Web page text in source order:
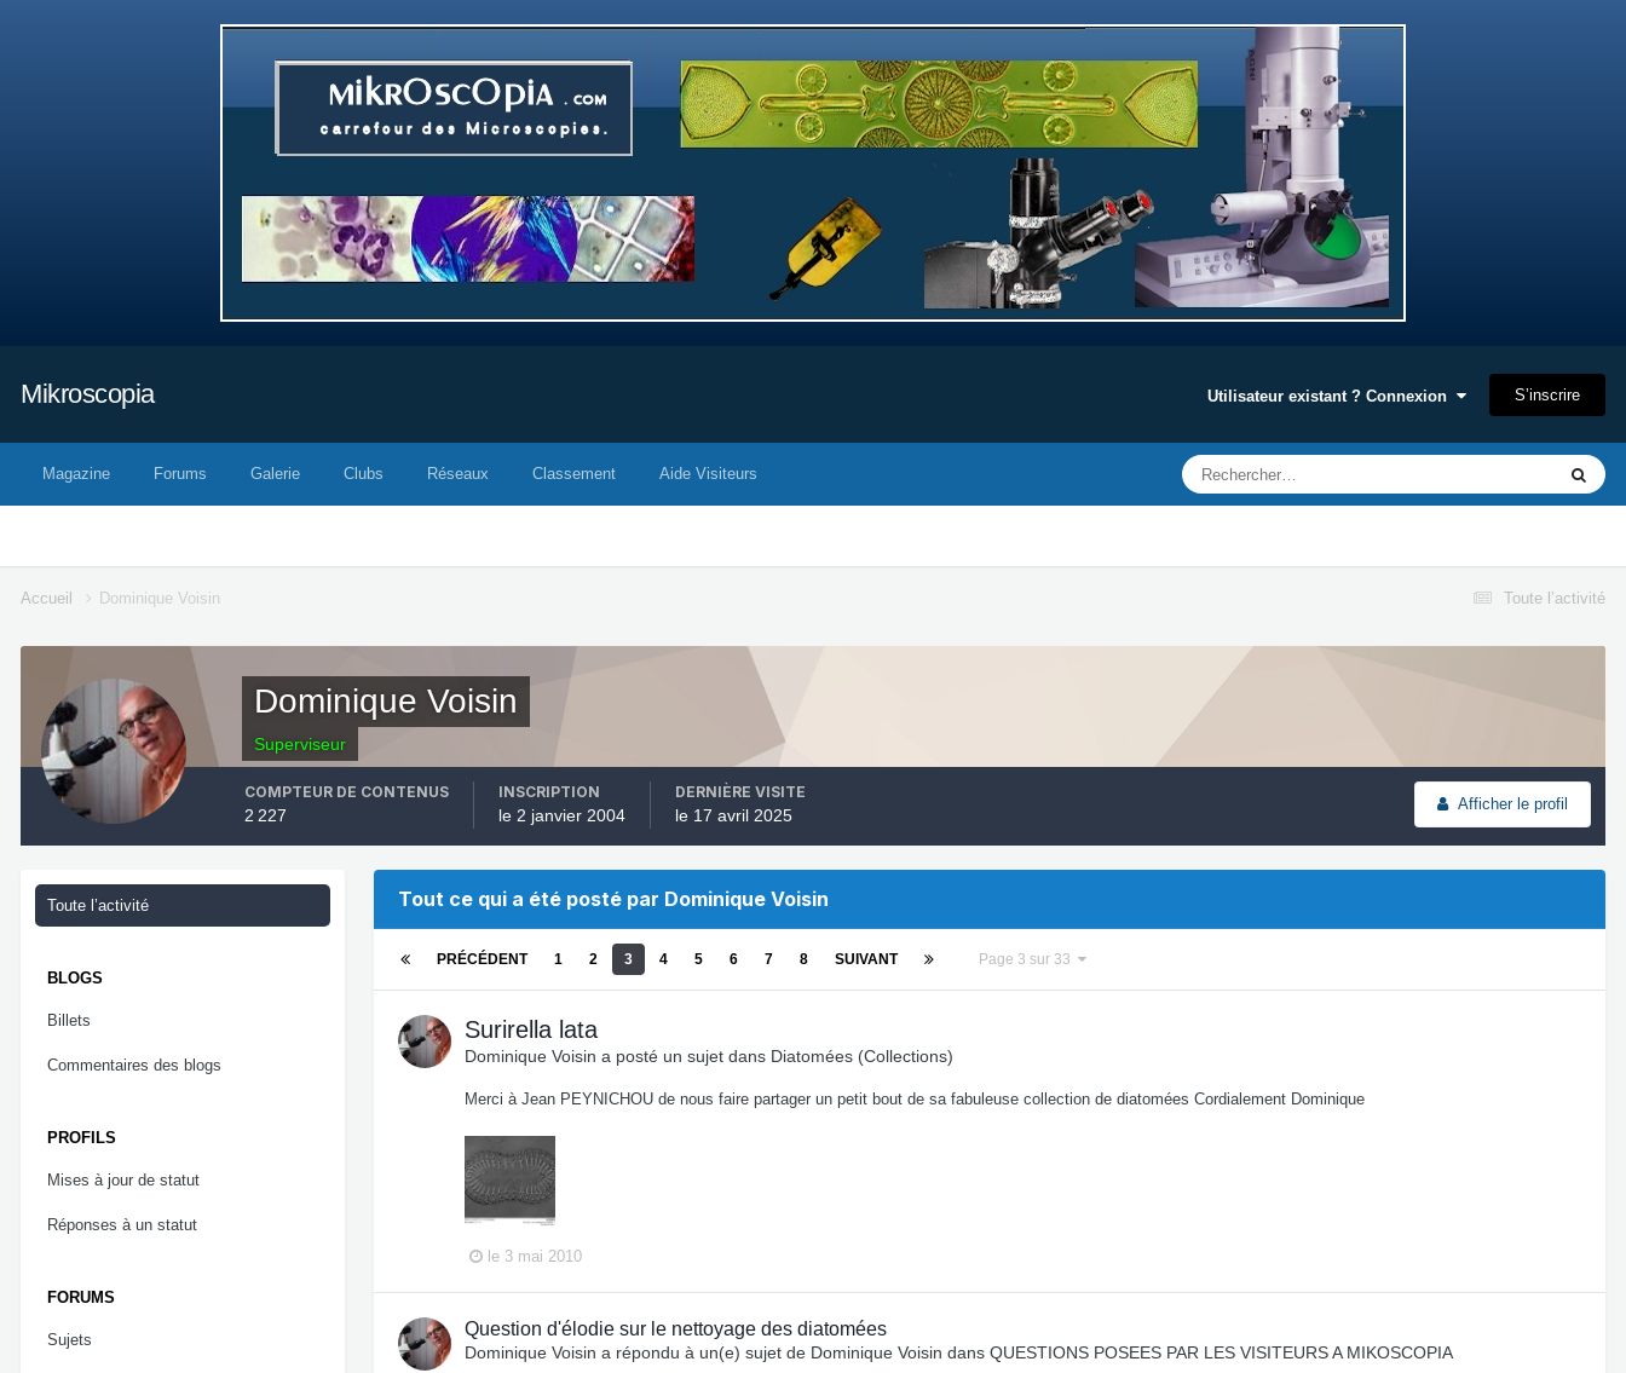
Mikroscopia Utilisateur existant ? Connexion S’inscrire
Magazine Forums Galerie Clubs Réseaux Classement Aide Visiteurs
Toute l’activité
Accueil Dominique Voisin
Dominique Voisin
Superviseur
Afficher le profil
COMPTEUR DE CONTENUS
2 227
INSCRIPTION
le 2 janvier 2004
DERNIÈRE VISITE
le 17 avril 2025
Toute l’activité
BLOGS
Billets
Commentaires des blogs
PROFILS
Mises à jour de statut
Réponses à un statut
FORUMS
Sujets
Tout ce qui a été posté par Dominique Voisin
PRÉCÉDENT 1 2 3 4 5 6 7 8 SUIVANT Page 3 sur 33
Surirella lata
Dominique Voisin a posté un sujet dans Diatomées (Collections)
Merci à Jean PEYNICHOU de nous faire partager un petit bout de sa fabuleuse collection de diatomées Cordialement Dominique
le 3 mai 2010
Question d'élodie sur le nettoyage des diatomées
Dominique Voisin a répondu à un(e) sujet de Dominique Voisin dans QUESTIONS POSEES PAR LES VISITEURS A MIKOSCOPIA